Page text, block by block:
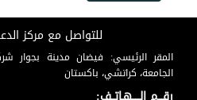
للتواصل مع مركز
المقر الرئيسي: فيضان مدينة بجوار
الجامعة، كراتشي، باكستان